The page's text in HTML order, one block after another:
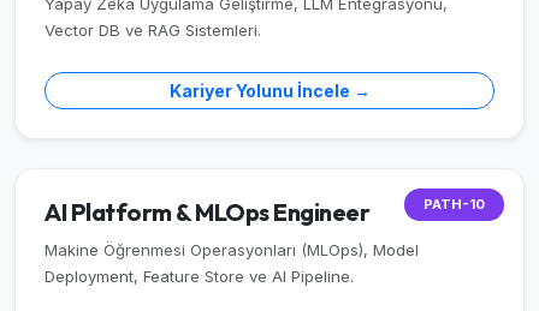
Vector DB ve RAG Sistemleri.
Kariyer Yolunu İncele →
PATH-10
AI Platform & MLOps Engineer
Makine Öğrenmesi Operasyonları (MLOps), Model
Deployment, Feature Store ve AI Pipeline.